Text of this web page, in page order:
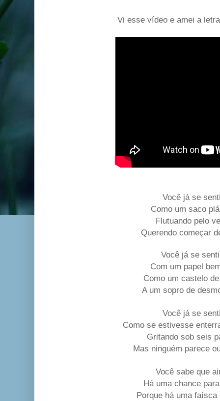
Vi esse vídeo e amei a
Você já se
Como um saco
Flutuando pelo
Querendo começar
Você já se
Com um papel
Como um castelo
A um sopro de
Você já se
Como se estivesse
Gritando sob seis
Mas ninguém parece
Você sabe que
Há uma chance
Porque há uma faísca